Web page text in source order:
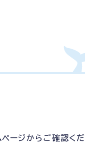
ージからご確認くだ